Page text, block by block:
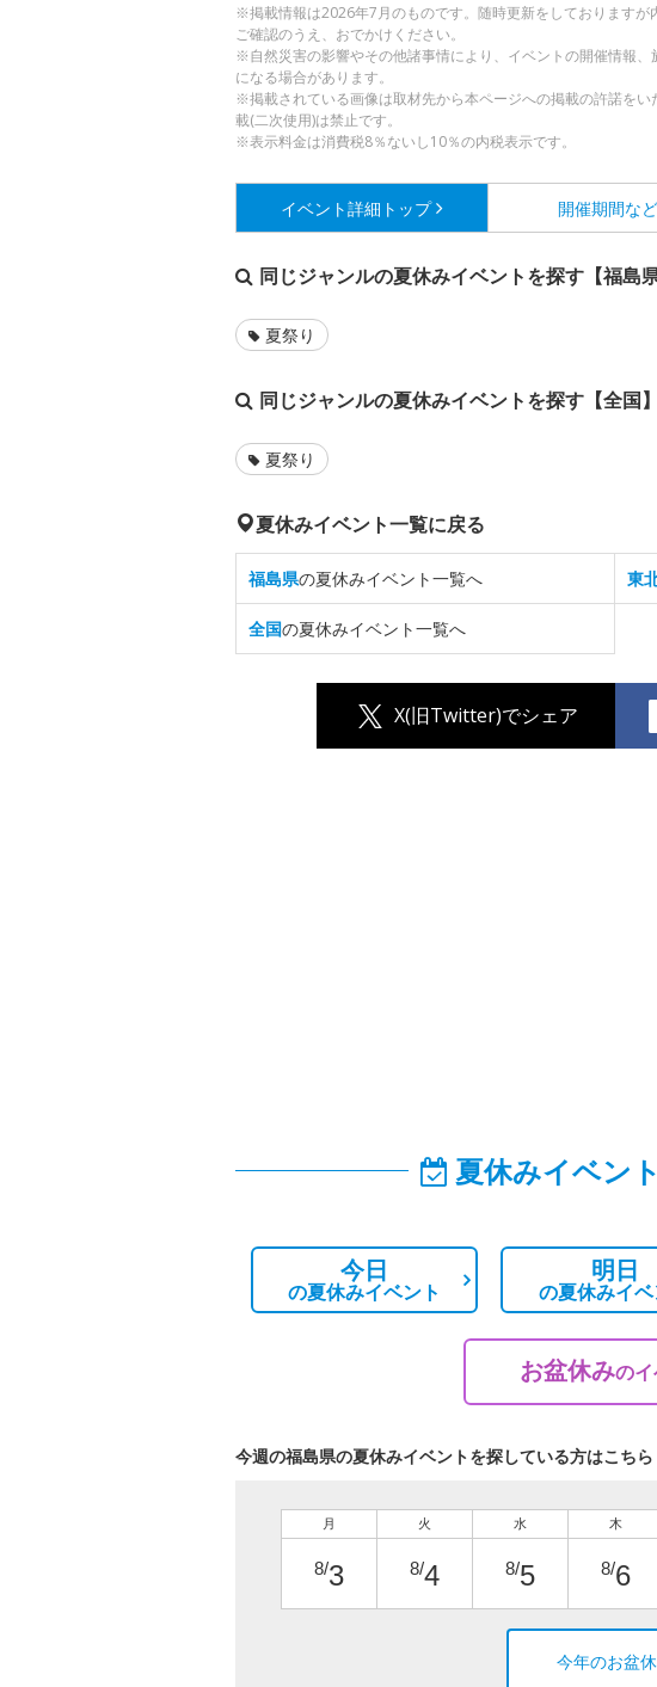
※掲載情報は2026年7月のものです。随時更新をしております
ご確認のうえ、おでかけください。
※自然災害の影響やその他諸事情により、イベントの開催情報
になる場合があります。
※掲載されている画像は取材先から本ページへの掲載の許諾を
載(二次使用)は禁止です。
※表示料金は消費税8％ないし10％の内税表示です。
イベント詳細 トップ 開催期間など
同じジャンルの夏休みイベントを探す【福島県
夏祭り
同じジャンルの夏休みイベントを探す【全国】
夏祭り
夏休みイベント一覧に戻る
福島県の夏休みイベント一覧へ 東
全国の夏休みイベント一覧へ
X(旧Twitter)でシェア
夏休みイベン
今日
の夏休みイベント
明日
の夏休みイベ
お盆休みのイ
今週の福島県の夏休みイベントを探している方はこちら
月
8/3
火
8/4
水
8/5
木
8/6
今年のお盆